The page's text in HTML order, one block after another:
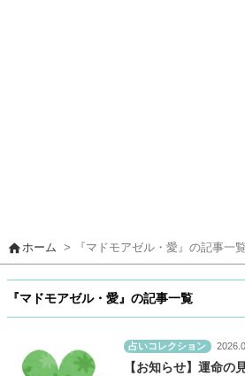
homeホーム > 『マドモアゼル・愛』の記事一覧
『マドモアゼル・愛』の記事一覧
占いコレクション
【お知らせ】運命